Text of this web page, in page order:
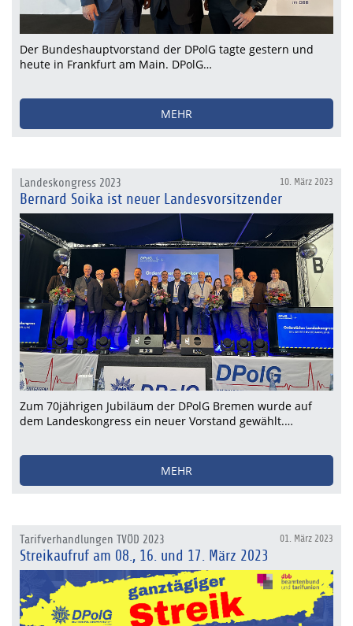
Der Bundeshauptvorstand der DPolG tagte gestern und
heute in Frankfurt am Main. DPolG…
MEHR
10. März 2023
Landeskongress 2023
Bernard Soika ist neuer Landesvorsitzender
Zum 70jährigen Jubiläum der DPolG Bremen wurde auf
dem Landeskongress ein neuer Vorstand gewählt.…
MEHR
01. März 2023
Tarifverhandlungen TVÖD 2023
Streikaufruf am 08., 16. und 17. März 2023